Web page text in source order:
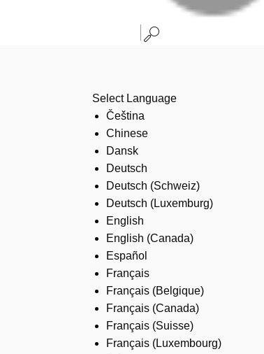
Select Language
Čeština
Chinese
Dansk
Deutsch
Deutsch (Schweiz)
Deutsch (Luxemburg)
English
English (Canada)
Español
Français
Français (Belgique)
Français (Canada)
Français (Suisse)
Français (Luxembourg)